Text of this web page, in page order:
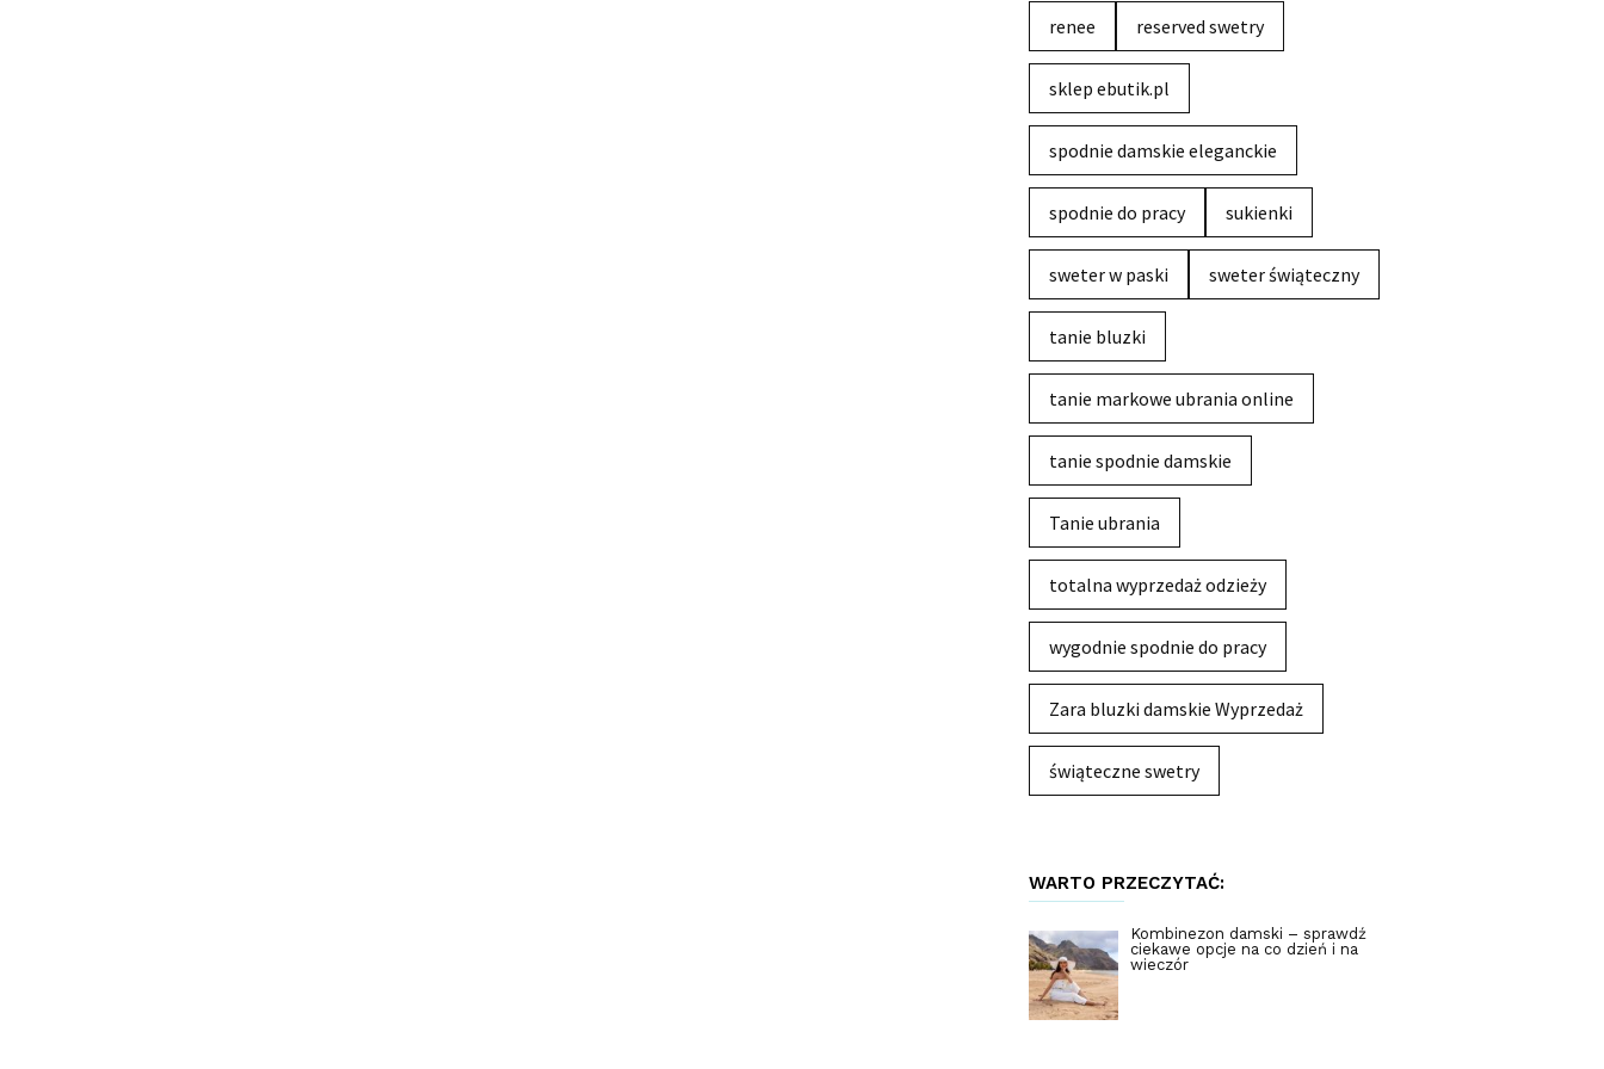
renee reserved swetry
sklep ebutik.pl
spodnie damskie eleganckie
spodnie do pracy sukienki
sweter w paski sweter świąteczny
tanie bluzki
tanie markowe ubrania online
tanie spodnie damskie
Tanie ubrania
totalna wyprzedaż odzieży
wygodnie spodnie do pracy
Zara bluzki damskie Wyprzedaż
świąteczne swetry
WARTO PRZECZYTAĆ:
Kombinezon damski – sprawdź
ciekawe opcje na co dzień i na
wieczór